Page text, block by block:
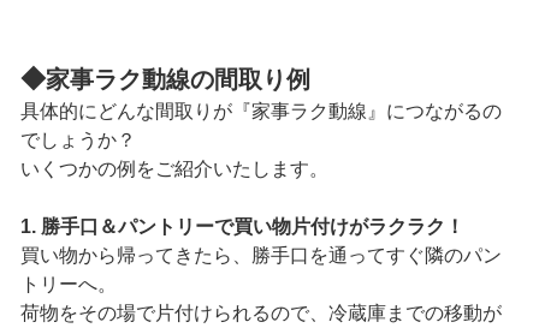
◆家事ラク動線の間取り例
具体的にどんな間取りが『家事ラク動線』につながるの
でしょうか？
いくつかの例をご紹介いたします。
1. 勝手口＆パントリーで買い物片付けがラクラク！
買い物から帰ってきたら、勝手口を通ってすぐ隣のパン
トリーへ。
荷物をその場で片付けられるので、冷蔵庫までの移動が